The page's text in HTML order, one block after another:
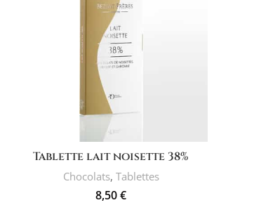
Tablette lait noisette 38%
Chocolats, Tablettes
8,50€